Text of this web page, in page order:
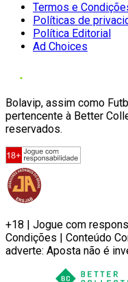
Termos e
Políticas de
Política Editorial
Ad Choices
Bolavip, assim como
pertencente à Better
reservados.
+18 | Jogue com
Condições | Conteúdo
adverte: Aposta não é